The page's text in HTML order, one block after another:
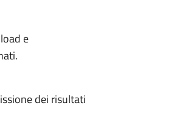
e
dei risultati